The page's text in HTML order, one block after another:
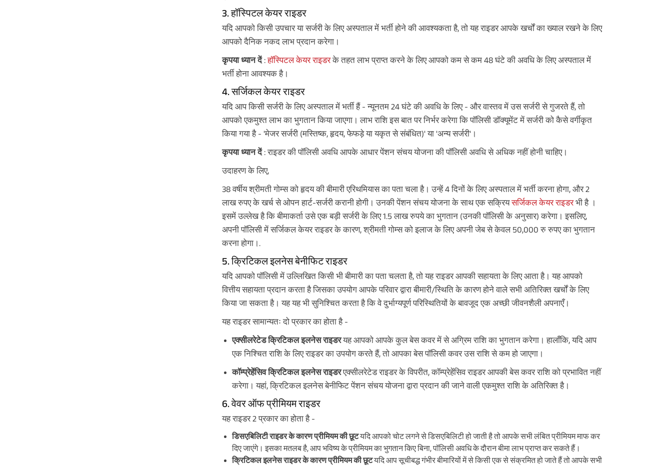
3. हॉस्पिटल केयर राइडर
यदि आपको किसी उपचार या सर्जरी के लिए अस्पताल में भर्ती होने की आवश्यकता है, तो यह राइडर आपके खर्चों का ख्याल रखने के लिए
आपको दैनिक नकद लाभ प्रदान करेगा।
कृपया ध्यान दें:हॉस्पिटल केयर राइडरके तहत लाभ प्राप्त करने के लिए आपको कम से कम 48 घंटे की अवधि के लिए अस्पताल में
भर्ती होना आवश्यक है।
4. सर्जिकल केयर राइडर
यदि आप किसी सर्जरी के लिए अस्पताल में भर्ती हैं - न्यूनतम 24 घंटे की अवधि के लिए - और वास्तव में उस सर्जरी से गुजरते हैं, तो
आपको एकमुश्त लाभ का भुगतान किया जाएगा। लाभ राशि इस बात पर निर्भर करेगा कि पॉलिसी डॉक्यूमेंट में सर्जरी को कैसे वर्गीकृत
किया गया है - 'मेजर सर्जरी (मस्तिष्क, हृदय, फेफड़े या यकृत से संबंधित)' या 'अन्य सर्जरी'।
कृपया ध्यान दें: राइडर की पॉलिसी अवधि आपके आधार पेंशन संचय योजना की पॉलिसी अवधि से अधिक नहीं होनी चाहिए।
उदाहरण के लिए,
38 वर्षीय श्रीमती गोम्स को हृदय की बीमारी एरिथमियास का पता चला है। उन्हें 4 दिनों के लिए अस्पताल में भर्ती करना होगा, और 2
लाख रुपए के खर्च से ओपन हार्ट-सर्जरी करानी होगी। उनकी पेंशन संचय योजना के साथ एक सक्रियसर्जिकल केयर राइडरभी है ।
इसमें उल्लेख है कि बीमाकर्ता उसे एक बड़ी सर्जरी के लिए 1.5 लाख रुपये का भुगतान (उनकी पॉलिसी के अनुसार) करेगा। इसलिए,
अपनी पॉलिसी में सर्जिकल केयर राइडर के कारण, श्रीमती गोम्स को इलाज के लिए अपनी जेब से केवल 50,000 रु रुपए का भुगतान
करना होगा।.
5. क्रिटिकल इलनेस बेनीफिट राइडर
यदि आपको पॉलिसी में उल्लिखित किसी भी बीमारी का पता चलता है, तो यह राइडर आपकी सहायता के लिए आता है। यह आपको
वित्तीय सहायता प्रदान करता है जिसका उपयोग आपके परिवार द्वारा बीमारी/स्थिति के कारण होने वाले सभी अतिरिक्त खर्चों के लिए
किया जा सकता है। यह यह भी सुनिश्चित करता है कि वे दुर्भाग्यपूर्ण परिस्थितियों के बावजूद एक अच्छी जीवनशैली अपनाएँ।
यह राइडर सामान्यतः दो प्रकार का होता है -
एक्सीलरेटेड क्रिटिकल इलनेस राइडरयह आपको आपके कुल बेस कवर में से अग्रिम राशि का भुगतान करेगा। हालाँकि, यदि आप
एक निश्चित राशि के लिए राइडर का उपयोग करते हैं, तो आपका बेस पॉलिसी कवर उस राशि से कम हो जाएगा।
कॉम्प्रेहेंसिव क्रिटिकल इलनेस राइडरएक्सीलरेटेड राइडर के विपरीत, कॉम्प्रेहेंसिव राइडर आपकी बेस कवर राशि को प्रभावित नहीं
करेगा। यहां, क्रिटिकल इलनेस बेनीफिट पेंशन संचय योजना द्वारा प्रदान की जाने वाली एकमुश्त राशि के अतिरिक्त है।
6. वेवर ऑफ प्रीमियम राइडर
यह राइडर 2 प्रकार का होता है -
डिसएबिलिटी राइडर के कारण प्रीमियम की छूटयदि आपको चोट लगने से डिसएबिलिटी हो जाती है तो आपके सभी लंबित प्रीमियम माफ कर
दिए जाएंगे। इसका मतलब है, आप भविष्य के प्रीमियम का भुगतान किए बिना, पॉलिसी अवधि के दौरान बीमा लाभ प्राप्त कर सकते हैं।
क्रिटिकल इलनेस राइडर के कारण प्रीमियम की छूटयदि आप सूचीबद्ध गंभीर बीमारियों में से किसी एक से संक्रमित हो जाते हैं तो आपके सभी
पॉलिसी जारी होने के एक दिन बाद ही
तुरंत आय प्राप्त करें^
नाम
+91 फ़ोन नंबर
अधिकृत प्रतिनिधियों को इस प्रस्ताव और बीमा पॉलिसी से संबंधित सहायता और जानकारी
हेतु मुझे फोन/ईमेल/एसएमएस/व्हाट्सएप के माध्यम से संपर्क करने के लिए अधिकृत करता/
करती हूं।
डिस्क्लेमर : एबीएसएलआई निश्चित आयुष योजना (UIN No 109N137V12) एक नॉन-लिंक्ड,
नॉन-पार्टिसिपेटिंग व्यक्तिगत बचत जीवन बीमा योजना है। ^ यदि पॉलिसी शुरू करते समय 0